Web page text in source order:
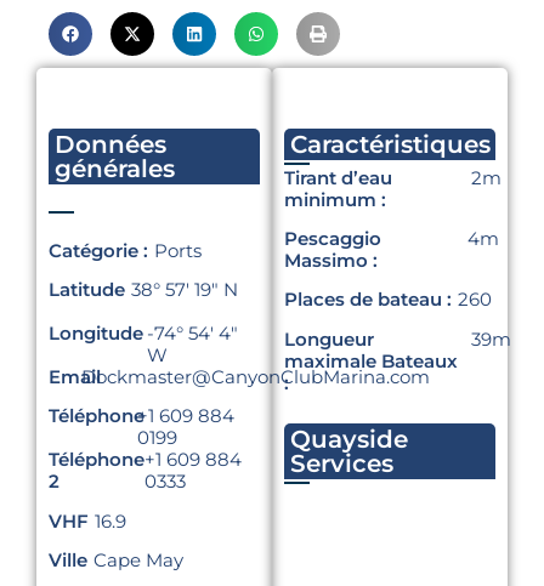
Données
générales
Catégorie : Ports
Latitude 38° 57′ 19″ N
Longitude -74° 54′ 4″
W
EmailDockmaster@CanyonClubMarina.com
Téléphone+1 609 884
0199
Téléphone
2
+1 609 884
0333
VHF 16.9
Ville Cape May
Caractéristiques
Tirant d’eau
minimum :
2m
Pescaggio
Massimo :
4m
Places de bateau : 260
Longueur
maximale Bateaux
:
39m
Quayside
Services